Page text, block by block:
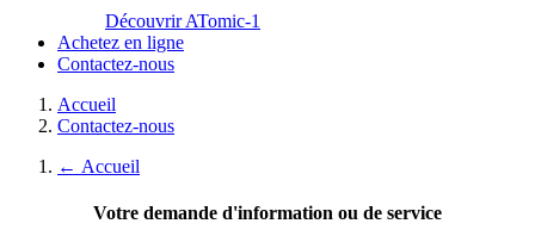
Découvrir ATomic-1
Achetez en ligne
Contactez-nous
Accueil
Contactez-nous
← Accueil
Votre demande d'information ou de service